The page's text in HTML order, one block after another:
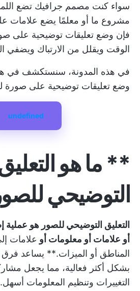
سواء كنت مصمم جرافيك تضع
مشروع ما أو معلمًا يضع علامات
فإن وضع تعليقات توضيحية على
الوقت ويقلل من الارتباك ويضفي
في هذه المدونة، سنستكشف في
وضع تعليقات توضيحية على صورة
undefined
** ما هو
التوضيحي
التعليق التوضيحي للصور هو
أو علامات أو معلومات أو علامات
المناطق أو الميزات.** يساعد فرق
بشكل أكثر فعالية، مما يجعل
التغييرات وتنظيم المعلومات أسهل.